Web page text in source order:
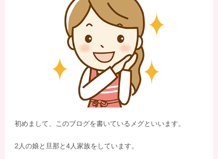
初めまして、このブログを書いているメグといいます。
2人の娘と旦那と4人家族をしています。